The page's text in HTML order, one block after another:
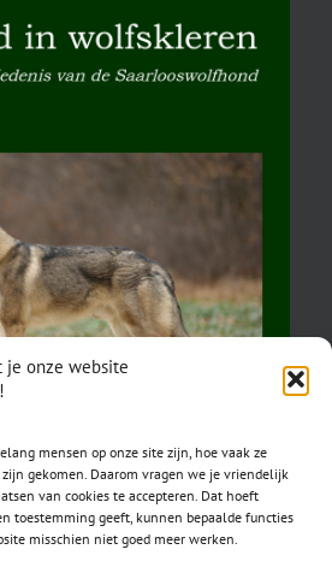
je onze website
mensen op onze site zijn, hoe vaak ze
gekomen. Daarom vragen we je vriendelijk
van cookies te accepteren. Dat hoeft
toestemming geeft, kunnen bepaalde functies
misschien niet goed meer werken.